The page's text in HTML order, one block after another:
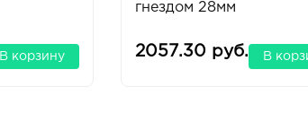
В корзину
гнездом 28мм
2057.30 руб. В